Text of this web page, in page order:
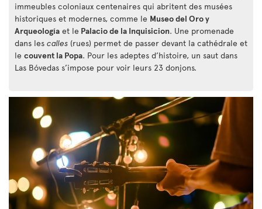
immeubles coloniaux centenaires qui abritent des musées
historiques et modernes, comme le Museo del Oro y
Arqueología et le Palacio de la Inquisicion. Une promenade
dans les calles (rues) permet de passer devant la cathédrale et
le couvent la Popa. Pour les adeptes d’histoire, un saut dans
Las Bóvedas s’impose pour voir leurs 23 donjons.